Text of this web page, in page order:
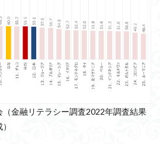
金融リテラシー調査2022年調査結果